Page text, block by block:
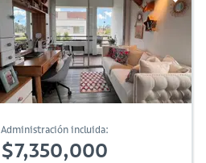
Administración incluida:
$7,350,000